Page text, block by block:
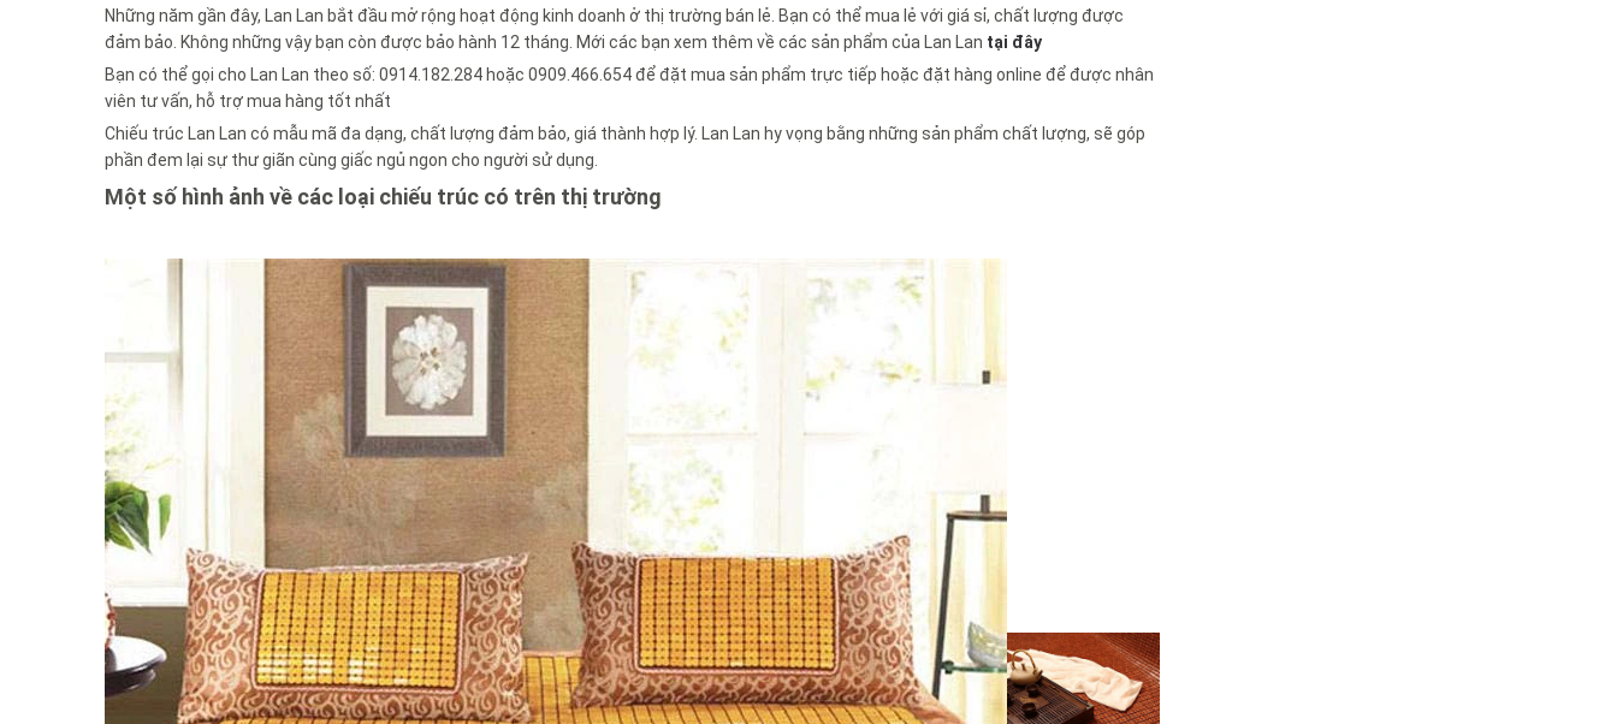
Những năm gần đây, Lan Lan bắt đầu mở rộng hoạt động kinh doanh ở thị trường bán lẻ. Bạn có thể mua lẻ với giá sỉ, chất lượng được
đảm bảo. Không những vậy bạn còn được bảo hành 12 tháng. Mới các bạn xem thêm về các sản phẩm của Lan Lan tại đây
Bạn có thể gọi cho Lan Lan theo số: 0914.182.284 hoặc 0909.466.654 để đặt mua sản phẩm trực tiếp hoặc đặt hàng online để được nhân
viên tư vấn, hỗ trợ mua hàng tốt nhất
Chiếu trúc Lan Lan có mẫu mã đa dạng, chất lượng đảm bảo, giá thành hợp lý. Lan Lan hy vọng bằng những sản phẩm chất lượng, sẽ góp
phần đem lại sự thư giãn cùng giấc ngủ ngon cho người sử dụng.
Một số hình ảnh về các loại chiếu trúc có trên thị trường